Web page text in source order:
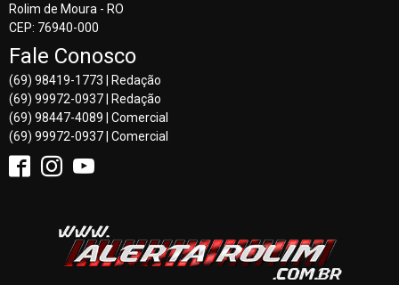
Rolim de Moura - RO
CEP: 76940-000
Fale Conosco
(69) 98419-1773 | Redação
(69) 99972-0937 | Redação
(69) 98447-4089 | Comercial
(69) 99972-0937 | Comercial